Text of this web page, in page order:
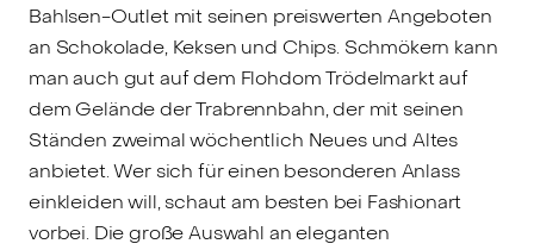
Bahlsen-Outlet mit seinen preiswerten Angeboten
an Schokolade, Keksen und Chips. Schmökern kann
man auch gut auf dem Flohdom Trödelmarkt auf
dem Gelände der Trabrennbahn, der mit seinen
Ständen zweimal wöchentlich Neues und Altes
anbietet. Wer sich für einen besonderen Anlass
einkleiden will, schaut am besten bei Fashionart
vorbei. Die große Auswahl an eleganten